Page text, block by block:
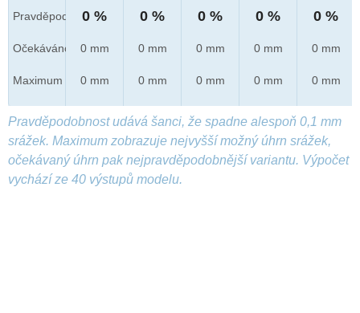
Pravděpod.
Očekáváno
Maximum
0 %
0 mm
0 mm
0 %
0 mm
0 mm
0 %
0 mm
0 mm
0 %
0 mm
0 mm
0 %
0 mm
0 mm
Pravděpodobnost udává šanci, že spadne alespoň 0,1 mm
srážek. Maximum zobrazuje nejvyšší možný úhrn srážek,
očekávaný úhrn pak nejpravděpodobnější variantu. Výpočet
vychází ze 40 výstupů modelu.